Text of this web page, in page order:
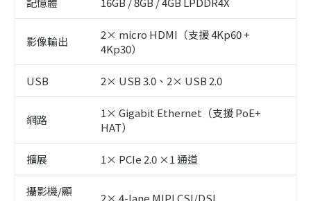
影像輸出
2× micro HDMI（支援 4Kp60 +
4Kp30）
USB 2× USB 3.0、2× USB 2.0
網路
1× Gigabit Ethernet（支援 PoE+
HAT）
擴展 1× PCIe 2.0 ×1 通道
攝影機/顯
2× 4-lane MIPI CSI/DSI